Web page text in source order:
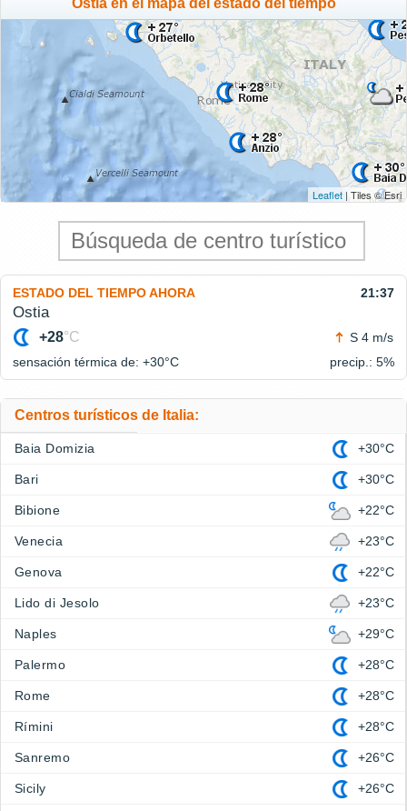
Ostia en el mapa del estado del tiempo
Leaflet | Tiles © Esri
ESTADO DEL TIEMPO AHORA 21:37
Ostia
+28°C
S 4 m/s
sensación térmica de: +30°C precip.: 5%
Centros turísticos de Italia:
Baia Domizia +30°C
Bari +30°C
Bibione +22°C
Venecia +23°C
Genova +22°C
Lido di Jesolo +23°C
Naples +29°C
Palermo +28°C
Rome +28°C
Rímini +28°C
Sanremo +26°C
Sicily +26°C